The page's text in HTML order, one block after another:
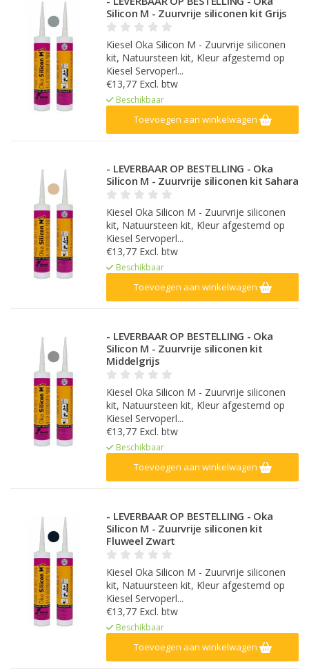
Silicon M - Zuurvrije siliconen kit Grijs
Kiesel Oka Silicon M - Zuurvrije siliconen
kit, Natuursteen kit, Kleur afgestemd op
Kiesel Servoperl...
€13,77 Excl. btw
Beschikbaar
Toevoegen aan winkelwagen
- LEVERBAAR OP BESTELLING - Oka
Silicon M - Zuurvrije siliconen kit Sahara
Kiesel Oka Silicon M - Zuurvrije siliconen
kit, Natuursteen kit, Kleur afgestemd op
Kiesel Servoperl...
€13,77 Excl. btw
Beschikbaar
Toevoegen aan winkelwagen
- LEVERBAAR OP BESTELLING - Oka
Silicon M - Zuurvrije siliconen kit
Middelgrijs
Kiesel Oka Silicon M - Zuurvrije siliconen
kit, Natuursteen kit, Kleur afgestemd op
Kiesel Servoperl...
€13,77 Excl. btw
Beschikbaar
Toevoegen aan winkelwagen
- LEVERBAAR OP BESTELLING - Oka
Silicon M - Zuurvrije siliconen kit
Fluweel Zwart
Kiesel Oka Silicon M - Zuurvrije siliconen
kit, Natuursteen kit, Kleur afgestemd op
Kiesel Servoperl...
€13,77 Excl. btw
Beschikbaar
Toevoegen aan winkelwagen